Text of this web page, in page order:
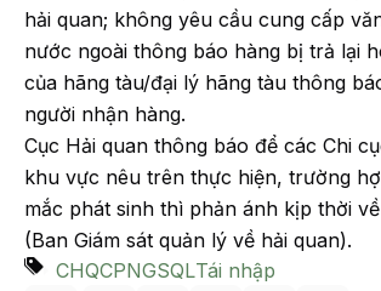
hải quan; không yêu cầu cung cấp
nước ngoài thông báo hàng bị trả lại
của hãng tàu/đại lý hãng tàu thông
người nhận hàng.
Cục Hải quan thông báo để các Chi
khu vực nêu trên thực hiện, trường
mắc phát sinh thì phản ánh kịp thời
(Ban Giám sát quản lý về hải quan).
CHQCPNGSQLTái nhập